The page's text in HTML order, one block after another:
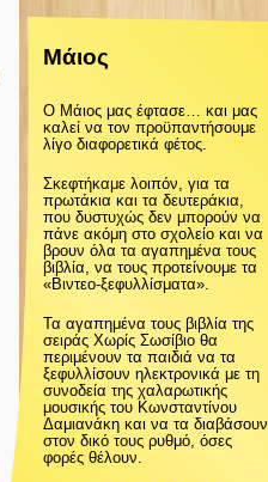
ή
τ
η
σ
η
ς
Μάιος
Ο Μάιος μας έφτασε… και μας
καλεί να τον προϋπαντήσουμε
λίγο διαφορετικά φέτος.
Σκεφτήκαμε λοιπόν, για τα
πρωτάκια και τα δευτεράκια,
που δυστυχώς δεν μπορούν να
πάνε ακόμη στο σχολείο και να
βρουν όλα τα αγαπημένα τους
βιβλία, να τους προτείνουμε τα
«Βιντεο-ξεφυλλίσματα».
Τα αγαπημένα τους βιβλία της
σειράς Χωρίς Σωσίβιο θα
περιμένουν τα παιδιά να τα
ξεφυλλίσουν ηλεκτρονικά με τη
συνοδεία της χαλαρωτικής
μουσικής του Κωνσταντίνου
Δαμιανάκη και να τα διαβάσουν
στον δικό τους ρυθμό, όσες
φορές θέλουν.